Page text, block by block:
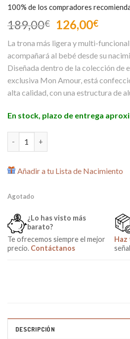
Valorado
5.00 sobre
5 basado
en
2
de clientes
100% de los compradores
189,00€
El
precio
original
era:
189,00€.
126,00€El
es:
La trona más ligera y multi-
acompañará al bebé desde su
Diseñada dentro de la colección de
exclusiva Mon Amour, está
alta calidad, con una estructura de
En stock, plazo de entrega
Añadir a tu Lista de Nacimiento
Agotado
¿Lo has visto más
barato?
Te ofrecemos siempre el mejor
precio. Contáctanos
Haz
DESCRIPCIÓN